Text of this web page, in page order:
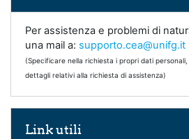
Per assistenza e problemi di
una mail a: supporto.cea@unifg.it
(Specificare nella richiesta i propri dati
dettagli relativi alla richiesta di assistenza)
Link utili